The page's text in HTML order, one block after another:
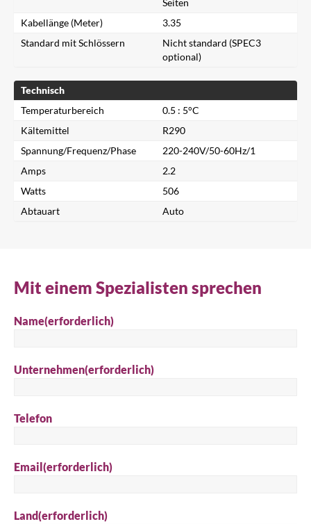
Nach einem Produkt suchen...
Kabellänge (Meter)
3.35
Standard mit Schlössern
Nicht standard (SPEC3
optional)
Technisch
Temperaturbereich
0.5 : 5°C
Kältemittel
R290
Spannung/Frequenz/Phase
220-240V/50-60Hz/1
Amps
2.2
Watts
506
Abtauart
Auto
Mit einem Spezialisten sprechen
Name(erforderlich)
Unternehmen(erforderlich)
Telefon
Email(erforderlich)
Land(erforderlich)